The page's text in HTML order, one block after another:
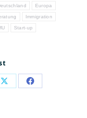
Europa
Immigration
Start-up
Share Share